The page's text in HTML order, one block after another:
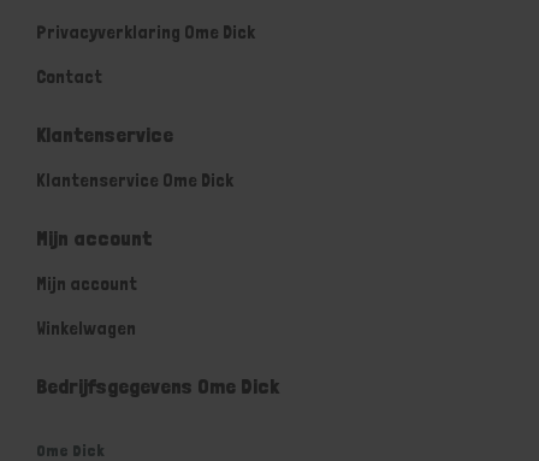
Privacyverklaring Ome Dick
Contact
Klantenservice
Klantenservice Ome Dick
Mijn account
Mijn account
Winkelwagen
Bedrijfsgegevens Ome Dick
Ome Dick